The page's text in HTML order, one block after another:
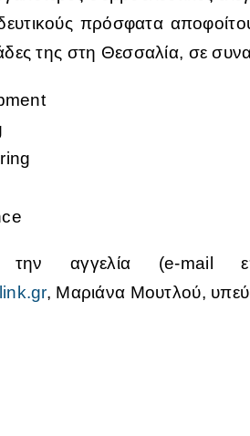
πρόσφατα
της στη Θεσσαλία, σε
αγγελία (e-mail
, Μαριάνα Μουτλού,